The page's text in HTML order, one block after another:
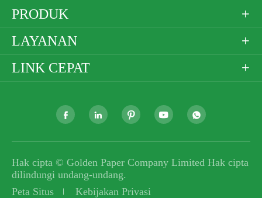
PRODUK 
LAYANAN 
LINK CEPAT 
    
Hak cipta © Golden Paper Company Limited Hak cipta
dilindungi undang-undang.
Peta Situs
Kebijakan Privasi